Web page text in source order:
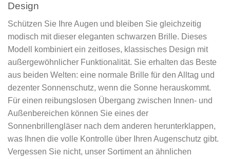
Design
Schützen Sie Ihre Augen und bleiben Sie gleichzeitig
modisch mit dieser eleganten schwarzen Brille. Dieses
Modell kombiniert ein zeitloses, klassisches Design mit
außergewöhnlicher Funktionalität. Sie erhalten das Beste
aus beiden Welten: eine normale Brille für den Alltag und
dezenter Sonnenschutz, wenn die Sonne herauskommt.
Für einen reibungslosen Übergang zwischen Innen- und
Außenbereichen können Sie eines der
Sonnenbrillengläser nach dem anderen herunterklappen,
was Ihnen die volle Kontrolle über Ihren Augenschutz gibt.
Vergessen Sie nicht, unser Sortiment an ähnlichen